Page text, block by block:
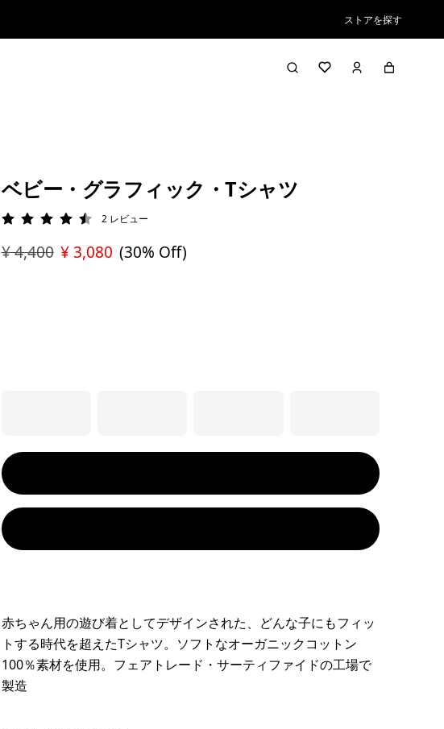
ストアを探す
ベビー・グラフィック・Tシャツ
評価: 4.5 / 5
2 レビュー
¥ 4,400 ¥ 3,080 (30% Off)
赤ちゃん用の遊び着としてデザインされた、どんな子にもフィッ
トする時代を超えたTシャツ。ソフトなオーガニックコットン
100％素材を使用。フェアトレード・サーティファイドの工場で
製造